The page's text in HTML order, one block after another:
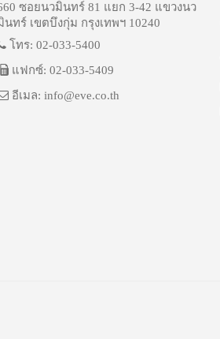
ซอยนวมินทร์ 81 แยก 3-42 แขวงนว
นทร์ เขตบึงกุ่ม กรุงเทพฯ 10240
โทร: 02-033-5400
แฟกซ์: 02-033-5409
อีเมล: info@eve.co.th